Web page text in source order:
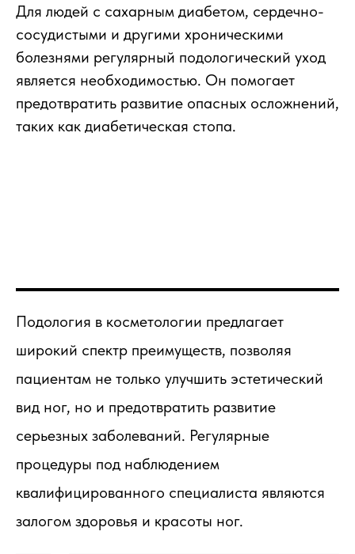
Для людей с сахарным диабетом, сердечно-
сосудистыми и другими хроническими
болезнями регулярный подологический уход
является необходимостью. Он помогает
предотвратить развитие опасных осложнений,
таких как диабетическая стопа.
Подология в косметологии предлагает
широкий спектр преимуществ, позволяя
пациентам не только улучшить эстетический
вид ног, но и предотвратить развитие
серьезных заболеваний. Регулярные
процедуры под наблюдением
квалифицированного специалиста являются
залогом здоровья и красоты ног.